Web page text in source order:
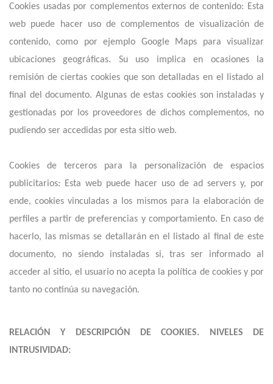
Cookies usadas por complementos externos de contenido: Esta
web puede hacer uso de complementos de visualización de
contenido, como por ejemplo Google Maps para visualizar
ubicaciones geográficas. Su uso implica en ocasiones la
remisión de ciertas cookies que son detalladas en el listado al
final del documento. Algunas de estas cookies son instaladas y
gestionadas por los proveedores de dichos complementos, no
pudiendo ser accedidas por esta sitio web.
Cookies de terceros para la personalización de espacios
publicitarios: Esta web puede hacer uso de ad servers y, por
ende, cookies vinculadas a los mismos para la elaboración de
perfiles a partir de preferencias y comportamiento. En caso de
hacerlo, las mismas se detallarán en el listado al final de este
documento, no siendo instaladas si, tras ser informado al
acceder al sitio, el usuario no acepta la política de cookies y por
tanto no continúa su navegación.
RELACIÓN Y DESCRIPCIÓN DE COOKIES. NIVELES DE
INTRUSIVIDAD: